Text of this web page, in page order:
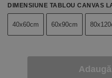
DIMENSIUNE TABLOU CANVAS
40x60cm 60x90cm